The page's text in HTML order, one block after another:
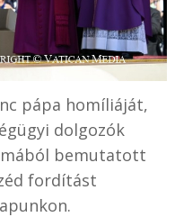
pápa homíliáját,
dolgozók
bemutatott
fordítást